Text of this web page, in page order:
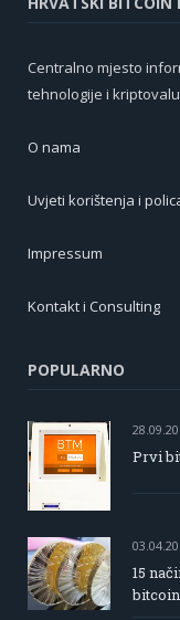
Centralno mjesto
tehnologije i
O nama
Uvjeti korištenja i
Impressum
Kontakt i Consulting
POPULARNO
Prvi
15